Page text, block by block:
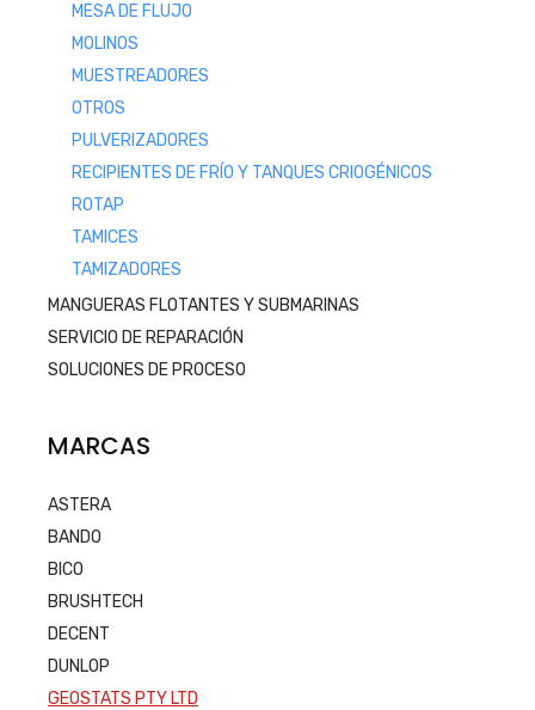
MESA DE FLUJO
MOLINOS
MUESTREADORES
OTROS
PULVERIZADORES
RECIPIENTES DE FRÍO Y TANQUES CRIOGÉNICOS
ROTAP
TAMICES
TAMIZADORES
MANGUERAS FLOTANTES Y SUBMARINAS
SERVICIO DE REPARACIÓN
SOLUCIONES DE PROCESO
MARCAS
ASTERA
BANDO
BICO
BRUSHTECH
DECENT
DUNLOP
GEOSTATS PTY LTD